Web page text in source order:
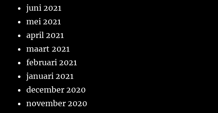
juni 2021
mei 2021
april 2021
maart 2021
februari 2021
januari 2021
december 2020
november 2020